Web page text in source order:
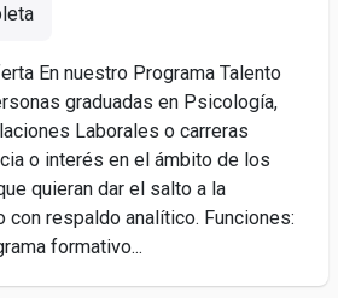
En nuestro Programa Talento
graduadas en Psicología,
Laborales o carreras
o interés en el ámbito de los
quieran dar el salto a la
respaldo analítico. Funciones:
formativo...